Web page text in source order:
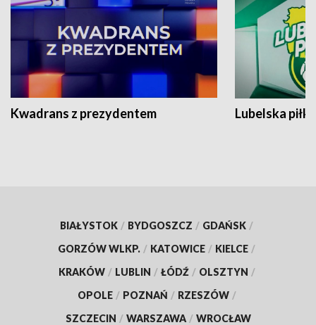
Kwadrans z prezydentem Lubelska piłka
BIAŁYSTOK / BYDGOSZCZ / GDAŃSK /
GORZÓW WLKP. / KATOWICE / KIELCE /
KRAKÓW / LUBLIN / ŁÓDŹ / OLSZTYN /
OPOLE / POZNAŃ / RZESZÓW /
SZCZECIN / WARSZAWA / WROCŁAW